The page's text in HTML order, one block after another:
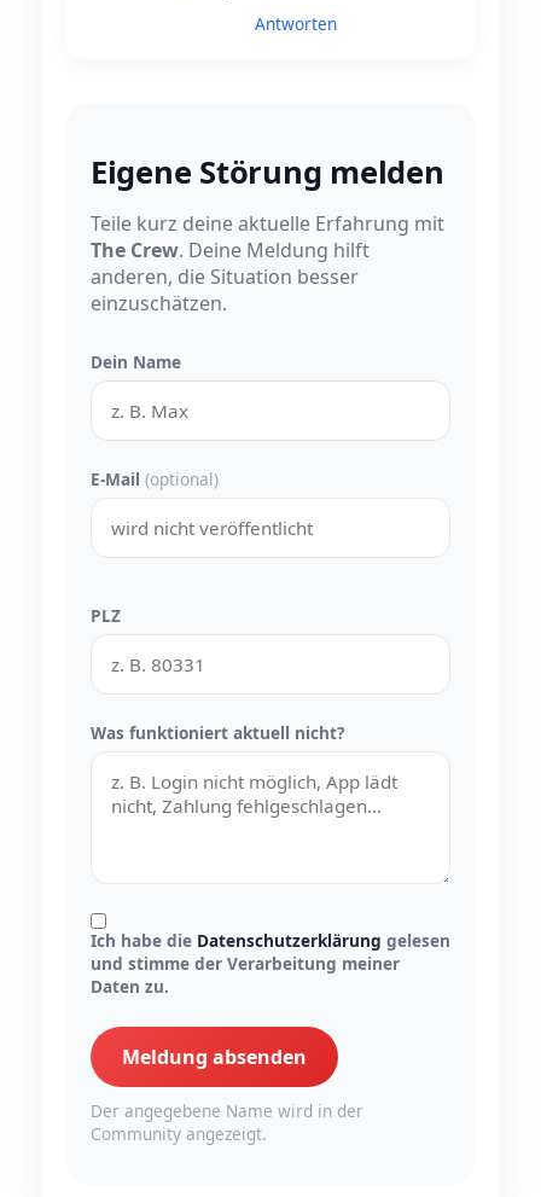
Antworten
Eigene Störung melden
Teile kurz deine aktuelle Erfahrung mit
The Crew. Deine Meldung hilft
anderen, die Situation besser
einzuschätzen.
Dein Name
E-Mail (optional)
PLZ
Was funktioniert aktuell nicht?
Ich habe die Datenschutzerklärung gelesen
und stimme der Verarbeitung meiner
Daten zu.
Meldung absenden
Der angegebene Name wird in der
Community angezeigt.